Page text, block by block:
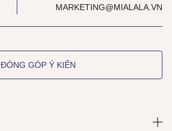
MARKETING@MIALALA.VN
ĐÓNG GÓP Ý KIẾN